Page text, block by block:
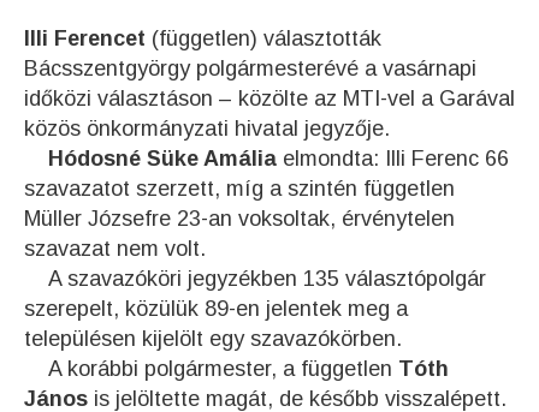
Illi Ferencet (független) választották
Bácsszentgyörgy polgármesterévé a vasárnapi
időközi választáson – közölte az MTI-vel a Garával
közös önkormányzati hivatal jegyzője.
Hódosné Süke Amália elmondta: Illi Ferenc 66
szavazatot szerzett, míg a szintén független
Müller Józsefre 23-an voksoltak, érvénytelen
szavazat nem volt.
A szavazóköri jegyzékben 135 választópolgár
szerepelt, közülük 89-en jelentek meg a
településen kijelölt egy szavazókörben.
A korábbi polgármester, a független Tóth
János is jelöltette magát, de később visszalépett.